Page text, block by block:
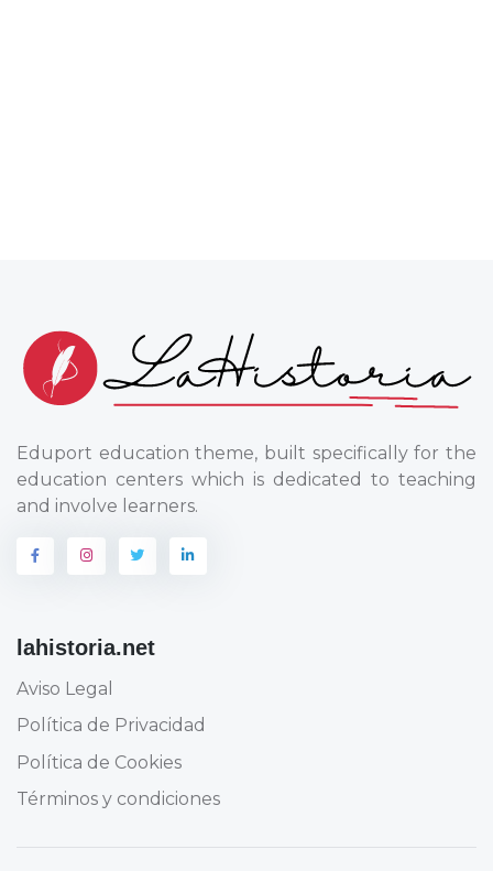
Eduport education theme, built specifically for the
education centers which is dedicated to teaching
and involve learners.
lahistoria.net
Aviso Legal
Política de Privacidad
Política de Cookies
Términos y condiciones